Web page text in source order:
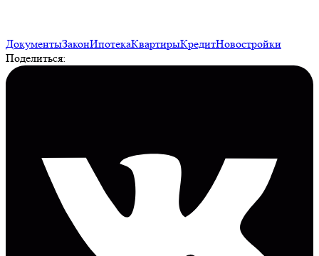
ДокументыЗаконИпотекаКвартирыКредитНовостройки
Поделиться: